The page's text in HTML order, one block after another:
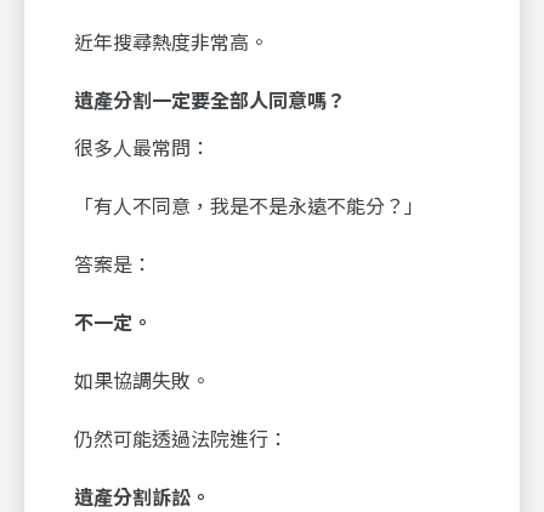
近年搜尋熱度非常高。
遺產分割一定要全部人同意嗎？
很多人最常問：
「有人不同意，我是不是永遠不能分？」
答案是：
不一定。
如果協調失敗。
仍然可能透過法院進行：
遺產分割訴訟。